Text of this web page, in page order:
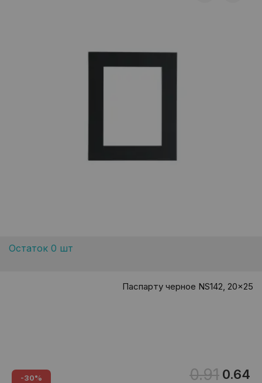
Остаток 0 шт
Паспарту черное NS142, 20x25
-30% 0.91 0.64